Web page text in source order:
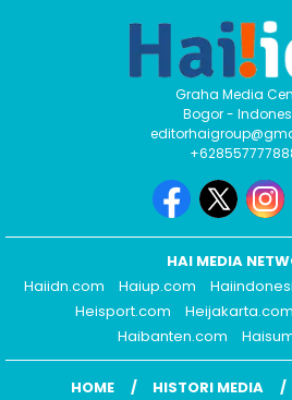
Graha Media
Bogor -
HAI MEDIA
Haiidn.com
Haiup.com
Heisport.com
Heijakarta.com
Haibanten.com
HOME HISTORI MEDIA